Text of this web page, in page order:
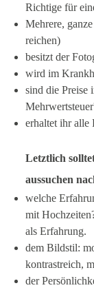
Richtige für
Mehrere,
reichen)
besitzt der
wird im
sind die Preise
erhaltet ihr alle
Letztlich
aussuchen
welche
mit
als Erfahrung.
dem Bildstil:
kontrastreich,
der